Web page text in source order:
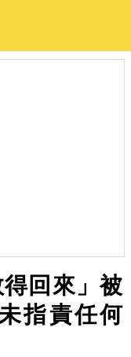
回來」被
指責任何